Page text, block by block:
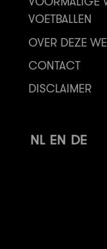
VOETBALLEN
OVER DEZE
CONTACT
DISCLAIMER
NL EN DE